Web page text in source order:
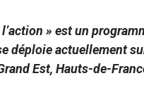
» est un
déploie actuellement
Est, Hauts-de-